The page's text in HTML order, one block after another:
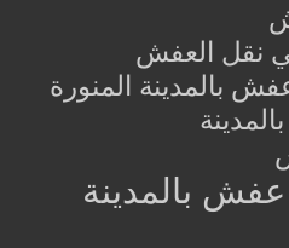
نقل العفش
بالمدينة المنورة
بالمدينة